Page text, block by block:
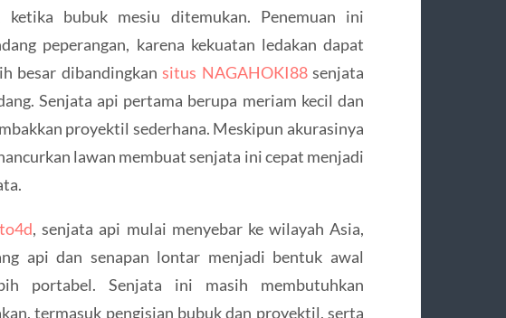
bubuk mesiu ditemukan. Penemuan ini
peperangan, karena kekuatan ledakan dapat
besar dibandingkansitus NAGAHOKI88senjata
Senjata api pertama berupa meriam kecil dan
proyektil sederhana. Meskipun akurasinya
lawan membuat senjata ini cepat menjadi
, senjata api mulai menyebar ke wilayah Asia,
api dan senapan lontar menjadi bentuk awal
portabel. Senjata ini masih membutuhkan
termasuk pengisian bubuk dan proyektil, serta